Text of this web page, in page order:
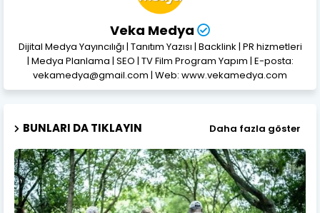
Veka Medya
Dijital Medya Yayıncılığı | Tanıtım Yazısı | Backlink | PR hizmetleri
| Medya Planlama | SEO | TV Film Program Yapım | E-posta:
vekamedya@gmail.com | Web: www.vekamedya.com
BUNLARI DA TIKLAYIN Daha fazla göster